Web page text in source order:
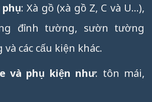
: Xà gồ (xà gồ Z, C và U…),
đỉnh tường, sườn tường
các cấu kiện khác.
và phụ kiện như: tôn mái,